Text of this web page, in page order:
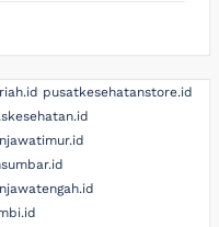
pusatkesehatanstore.id